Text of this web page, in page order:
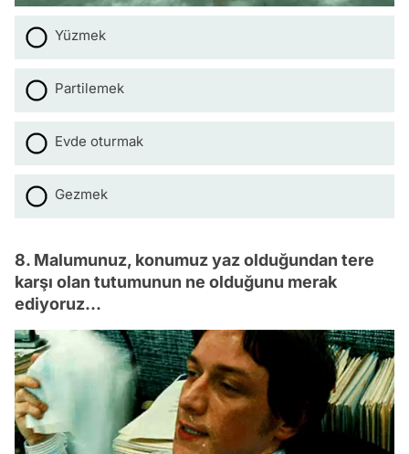
Yüzmek
Partilemek
Evde oturmak
Gezmek
8. Malumunuz, konumuz yaz olduğundan tere
karşı olan tutumunun ne olduğunu merak
ediyoruz...